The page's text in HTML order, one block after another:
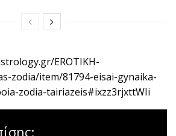
EROTIKH-
zodia/item/81794-eisai-gynaika-
zodia-tairiazeis#ixzz3rjxttWIi